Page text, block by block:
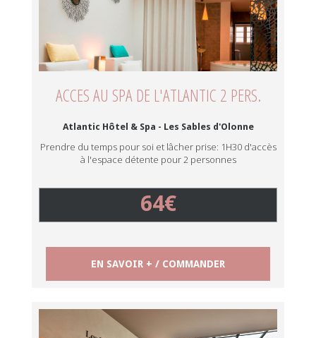
ACCES AU SPA DE L'ATLANTIC 2 PERS.
Atlantic Hôtel & Spa - Les Sables d'Olonne
Prendre du temps pour soi et lâcher prise: 1H30 d'accès
à l'espace détente pour 2 personnes
64€
EN SAVOIR + / COMMANDER